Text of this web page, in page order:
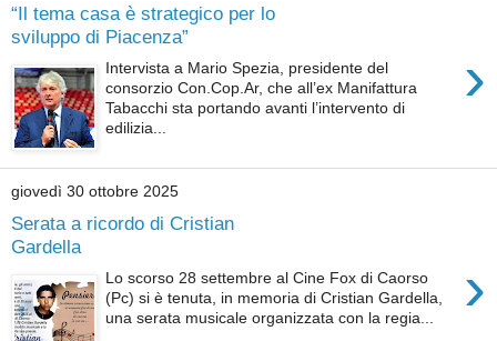
“Il tema casa è strategico per lo
sviluppo di Piacenza”
›
Intervista a Mario Spezia, presidente del
consorzio Con.Cop.Ar, che all’ex Manifattura
Tabacchi sta portando avanti l’intervento di
edilizia...
giovedì 30 ottobre 2025
Serata a ricordo di Cristian
Gardella
›
Lo scorso 28 settembre al Cine Fox di Caorso
(Pc) si è tenuta, in memoria di Cristian Gardella,
una serata musicale organizzata con la regia...